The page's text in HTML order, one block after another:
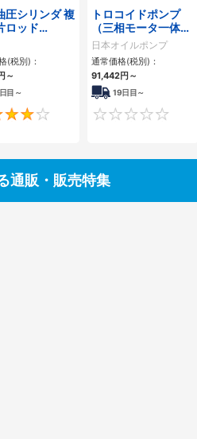
4
圧シリンダ 複
ロッド
シリーズ
(税別)：
～
目～
4
トロコイドポンプ
（三相モータ一体
型） 2MY-Sフィル
ター
日本オイルポンプ
通常価格(税別)：
91,442円～
19日目～
通販・販売特集